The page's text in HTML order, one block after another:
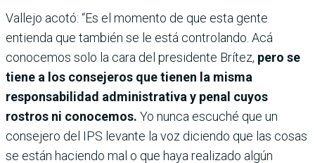
Vallejo acotó: “Es el momento de que esta gente
entienda que también se le está controlando. Acá
conocemos solo la cara del presidente Brítez, pero se
tiene a los consejeros que tienen la misma
responsabilidad administrativa y penal cuyos
rostros ni conocemos. Yo nunca escuché que un
consejero del IPS levante la voz diciendo que las cosas
se están haciendo mal o que haya realizado algún